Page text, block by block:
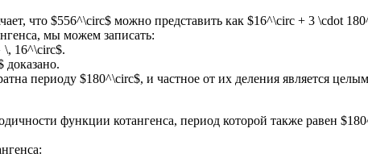
что $556^\circ$ можно представить как $16^\circ + 3 \cdot
мы можем записать:
16^\circ$.
периоду $180^\circ$, и частное от их деления является
функции котангенса, период которой также равен